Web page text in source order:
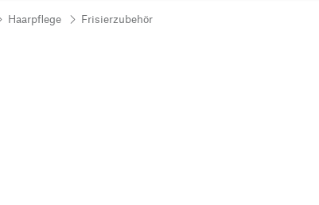
Haarpflege Frisierzubehör